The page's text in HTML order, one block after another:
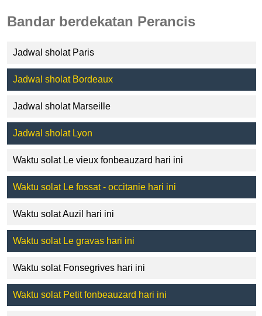
Bandar berdekatan Perancis
Jadwal sholat Paris
Jadwal sholat Bordeaux
Jadwal sholat Marseille
Jadwal sholat Lyon
Waktu solat Le vieux fonbeauzard hari ini
Waktu solat Le fossat - occitanie hari ini
Waktu solat Auzil hari ini
Waktu solat Le gravas hari ini
Waktu solat Fonsegrives hari ini
Waktu solat Petit fonbeauzard hari ini